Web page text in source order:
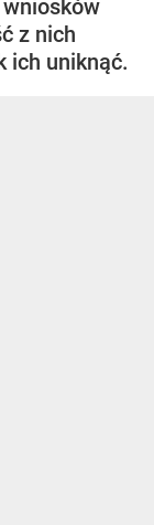
z nich
ich uniknąć.